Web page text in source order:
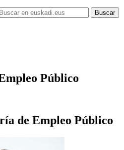
Público
de Empleo Público